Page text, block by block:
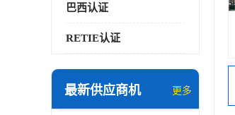
巴西认证
RETIE认证
最新供应商机 更多